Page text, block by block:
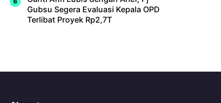
Gubsu Segera Evaluasi Kepala OPD
Terlibat Proyek Rp2,7T